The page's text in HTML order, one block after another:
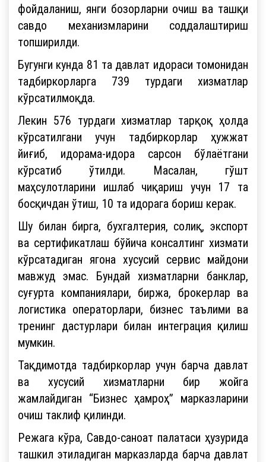
фойдаланиш, янги бозорларни очиш ва ташқи
савдо механизмларини соддалаштириш
топширилди.
Бугунги кунда 81 та давлат идораси томонидан
тадбиркорларга 739 турдаги хизматлар
кўрсатилмоқда.
Лекин 576 турдаги хизматлар тарқоқ ҳолда
кўрсатилгани учун тадбиркорлар ҳужжат
йиғиб, идорама-идора сарсон бўлаётгани
кўрсатиб ўтилди. Масалан, гўшт
маҳсулотларини ишлаб чиқариш учун 17 та
босқичдан ўтиш, 10 та идорага бориш керак.
Шу билан бирга, бухгалтерия, солиқ, экспорт
ва сертификатлаш бўйича консалтинг хизмати
кўрсатадиган ягона хусусий сервис майдони
мавжуд эмас. Бундай хизматларни банклар,
суғурта компаниялари, биржа, брокерлар ва
логистика операторлари, бизнес таълими ва
тренинг дастурлари билан интеграция қилиш
мумкин.
Тақдимотда тадбиркорлар учун барча давлат
ва хусусий хизматларни бир жойга
жамлайдиган “Бизнес ҳамроҳ” марказларини
очиш таклиф қилинди.
Режага кўра, Савдо-саноат палатаси ҳузурида
ташкил этиладиган марказларда барча давлат